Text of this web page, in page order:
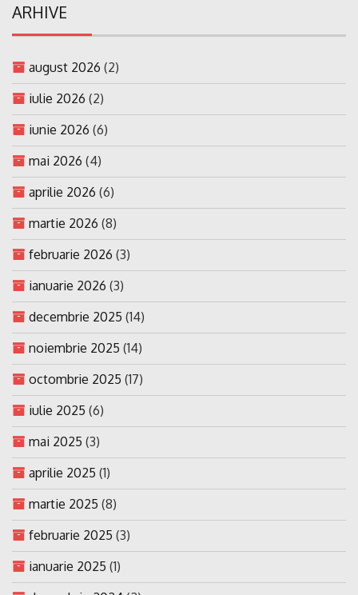
ARHIVE
august 2026 (2)
iulie 2026 (2)
iunie 2026 (6)
mai 2026 (4)
aprilie 2026 (6)
martie 2026 (8)
februarie 2026 (3)
ianuarie 2026 (3)
decembrie 2025 (14)
noiembrie 2025 (14)
octombrie 2025 (17)
iulie 2025 (6)
mai 2025 (3)
aprilie 2025 (1)
martie 2025 (8)
februarie 2025 (3)
ianuarie 2025 (1)